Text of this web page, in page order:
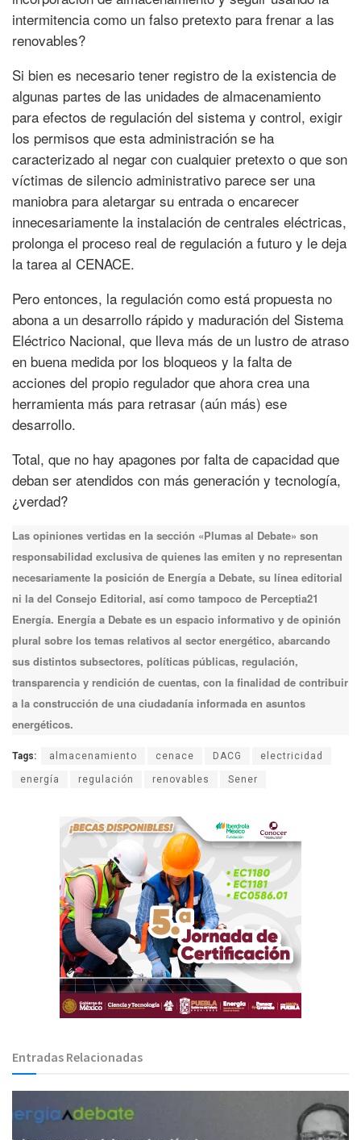
intermitencia como un falso pretexto para frenar a las
renovables?
Si bien es necesario tener registro de la existencia de
algunas partes de las unidades de almacenamiento
para efectos de regulación del sistema y control, exigir
los permisos que esta administración se ha
caracterizado al negar con cualquier pretexto o que son
víctimas de silencio administrativo parece ser una
maniobra para aletargar su entrada o encarecer
innecesariamente la instalación de centrales eléctricas,
prolonga el proceso real de regulación a futuro y le deja
la tarea al CENACE.
Pero entonces, la regulación como está propuesta no
abona a un desarrollo rápido y maduración del Sistema
Eléctrico Nacional, que lleva más de un lustro de atraso
en buena medida por los bloqueos y la falta de
acciones del propio regulador que ahora crea una
herramienta más para retrasar (aún más) ese
desarrollo.
Total, que no hay apagones por falta de capacidad que
deban ser atendidos con más generación y tecnología,
¿verdad?
Las opiniones vertidas en la sección «Plumas al Debate» son
responsabilidad exclusiva de quienes las emiten y no representan
necesariamente la posición de Energía a Debate, su línea editorial
ni la del Consejo Editorial, así como tampoco de Perceptia21
Energía. Energía a Debate es un espacio informativo y de opinión
plural sobre los temas relativos al sector energético, abarcando
sus distintos subsectores, políticas públicas, regulación,
transparencia y rendición de cuentas, con la finalidad de contribuir
a la construcción de una ciudadanía informada en asuntos
energéticos.
Tags: almacenamiento cenace DACG electricidad
energía regulación renovables Sener
Entradas Relacionadas